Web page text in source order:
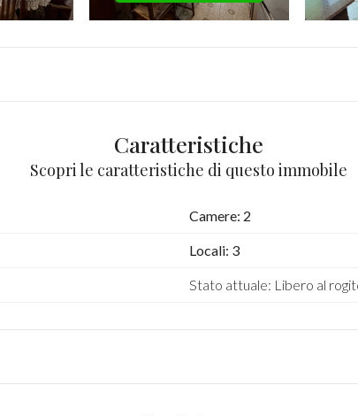
Caratteristiche
Scopri le caratteristiche di questo immobile
Camere: 2
Locali: 3
Stato attuale: Libero al